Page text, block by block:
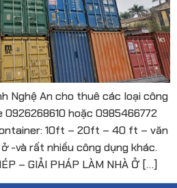
Nghệ An cho thuê các loại công
hoặc 0985466772
10ft – 20ft – 40 ft – văn
-và rất nhiều công dụng khác.
– GIẢI PHÁP LÀM NHÀ Ở […]